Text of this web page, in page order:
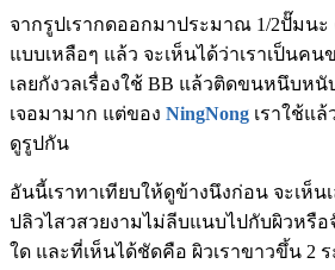
จากรูปเรากดออกมาประมาณ 1/2ปั๊มน
แบบเหลือๆ แล้ว จะเห็นได้ว่าเราเป็นค
เลยกังวลเรื่องใช้ BB แล้วติดขนหนึบห
เจอมามาก แต่ของ NingNong เราใช้แล้
ดูรูปกัน
อันนี้เราทาเทียบให้ดูข้างนึงก่อน จะเห็น
ปลิวไสวสวยงามไม่ลีบแนบไปกับผิวหรือ
ใด และที่เห็นได้ชัดคือ ผิวเราขาวขึ้น 2